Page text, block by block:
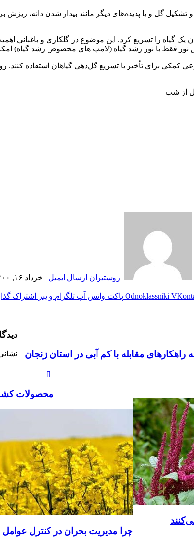
گل و یا پدیده‌های دیگر مانند بیدار شدن دانه،
یک گیاه را تسریع کرد. این موضوع در گلکاری و باغبانی
نور فقط با نور رشد گیاه (لامپ های مخصوص رشد گیاه)
کمکی برای تأخیر یا تسریع گل‌دهی گیاهان استفاده
از شب
روستیران ارسال ایمیل خرداد ۱۶, ۱۴۰۰
‫Odnoklassniki پاکت واتس آپ تلگرام وایبر اشتراک
مقابله با کم آبی در استان زنجان
محصولات کشاورزی بیش از ١٧ درصد
چرا مدیریت بحران در کنترل